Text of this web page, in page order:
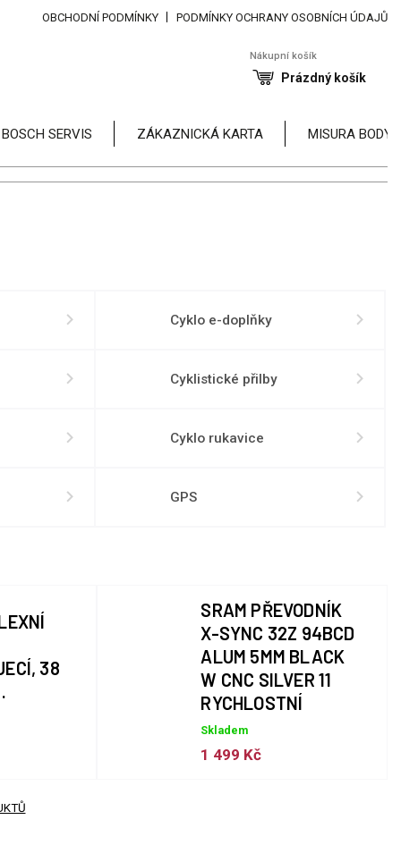
OBCHODNÍ PODMÍNKY PODMÍNKY OCHRANY OSOBNÍCH ÚDAJŮ
Nákupní košík
Prázdný košík
SERVIS ZÁKAZNICKÁ KARTA MISURA BODY
Cyklo e-doplňky
Cyklistické přilby
Cyklo rukavice
GPS
38
SRAM PŘEVODNÍK
X-SYNC 32Z 94BCD
ALUM 5MM BLACK
W CNC SILVER 11
RYCHLOSTNÍ
Skladem
1 499 Kč